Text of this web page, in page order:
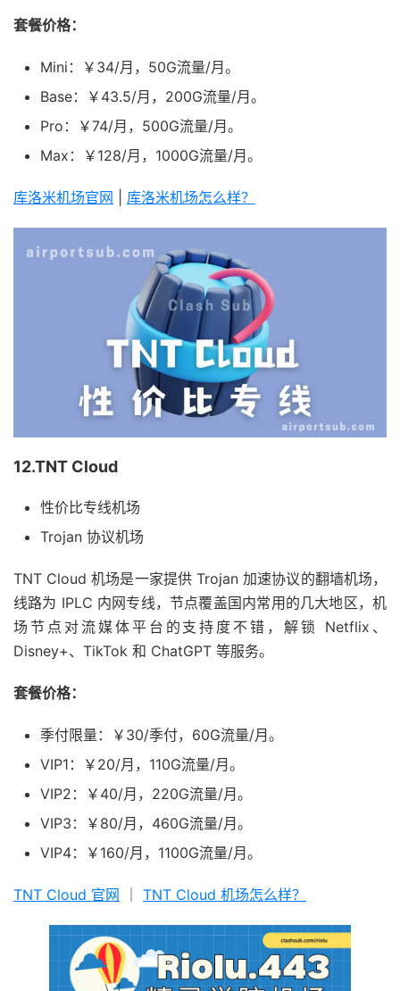
套餐价格：
Mini：￥34/月，50G流量/月。
Base：￥43.5/月，200G流量/月。
Pro：￥74/月，500G流量/月。
Max：￥128/月，1000G流量/月。
库洛米机场官网 库洛米机场怎么样？
12.TNT Cloud
性价比专线机场
Trojan 协议机场
TNT Cloud 机场是一家提供 Trojan 加速协议的翻墙机场，
线路为 IPLC 内网专线，节点覆盖国内常用的几大地区，机
场节点对流媒体平台的支持度不错，解锁 Netflix、
Disney+、TikTok 和 ChatGPT 等服务。
套餐价格：
季付限量：￥30/季付，60G流量/月。
VIP1：￥20/月，110G流量/月。
VIP2：￥40/月，220G流量/月。
VIP3：￥80/月，460G流量/月。
VIP4：￥160/月，1100G流量/月。
TNT Cloud 官网 TNT Cloud 机场怎么样？